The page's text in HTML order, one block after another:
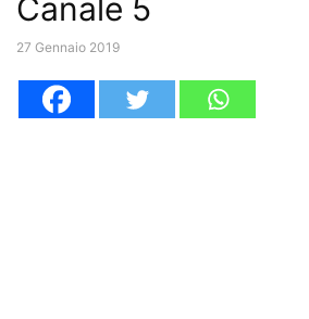
Canale 5
27 Gennaio 2019